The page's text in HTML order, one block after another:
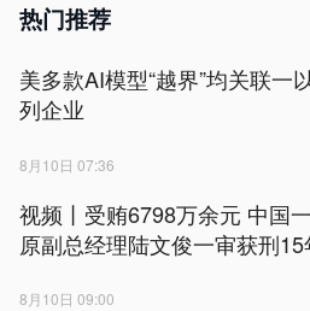
热门推荐
美多款AI模型“越界”均关联一
列企业
8月10日 07:36
视频丨受贿6798万余元 中国
原副总经理陆文俊一审获刑15
8月10日 09:00